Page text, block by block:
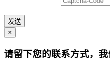
发送
×
请留下您的联系方式，我